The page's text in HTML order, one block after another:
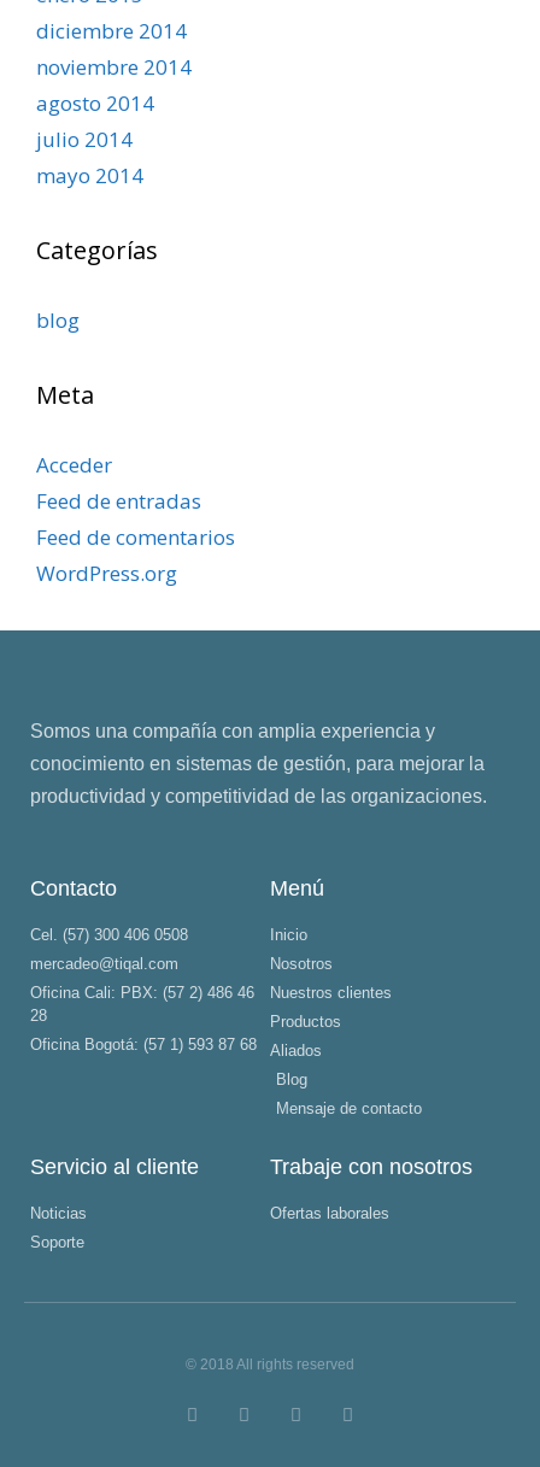
diciembre 2014
noviembre 2014
agosto 2014
julio 2014
mayo 2014
Categorías
blog
Meta
Acceder
Feed de entradas
Feed de comentarios
WordPress.org
Somos una compañía con amplia experiencia y
conocimiento en sistemas de gestión, para mejorar la
productividad y competitividad de las organizaciones.
Contacto
Cel. (57) 300 406 0508
mercadeo@tiqal.com
Oficina Cali: PBX: (57 2) 486 46
28
Oficina Bogotá: (57 1) 593 87 68
Menú
Inicio
Nosotros
Nuestros clientes
Productos
Aliados
Blog
Mensaje de contacto
Servicio al cliente
Noticias
Soporte
Trabaje con nosotros
Ofertas laborales
© 2018 All rights reserved